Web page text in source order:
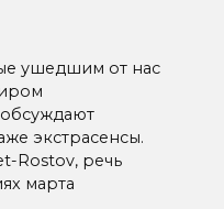
ушедшим от нас
экстрасенсы.
Rostov, речь
марта